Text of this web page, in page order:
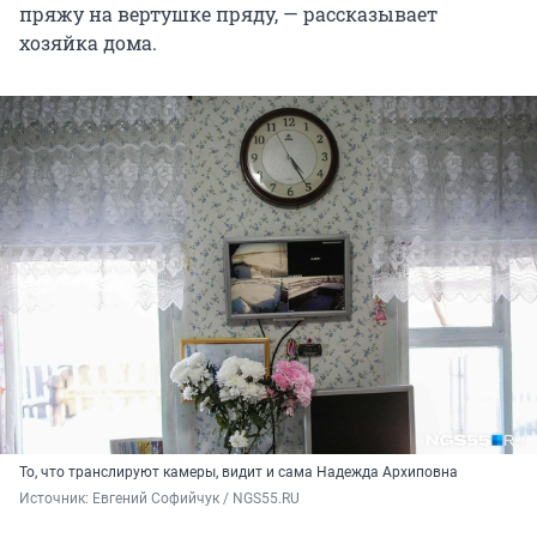
пряжу на вертушке пряду, — рассказывает
хозяйка дома.
То, что транслируют камеры, видит и сама Надежда Архиповна
Источник: Евгений Софийчук / NGS55.RU